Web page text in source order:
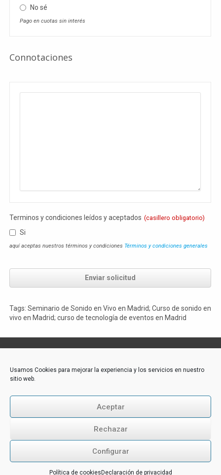
Usamos Cookies para mejorar la experiencia y los servicios en nuestro
sitio web.
Aceptar
Rechazar
Configurar
Política de cookies Declaración de privacidad
No sé
Pago en cuotas sin interés
Connotaciones
Terminos y condiciones leídos y aceptados (casillero obligatorio)
Si
aquí aceptas nuestros términos y condiciones Términos y condiciones generales
Enviar solicitud
Tags: Seminario de Sonido en Vivo en Madrid; Curso de sonido en
vivo en Madrid; curso de tecnología de eventos en Madrid
Akademie-Media GmbH
CH-6300 Zug
E-Mail: